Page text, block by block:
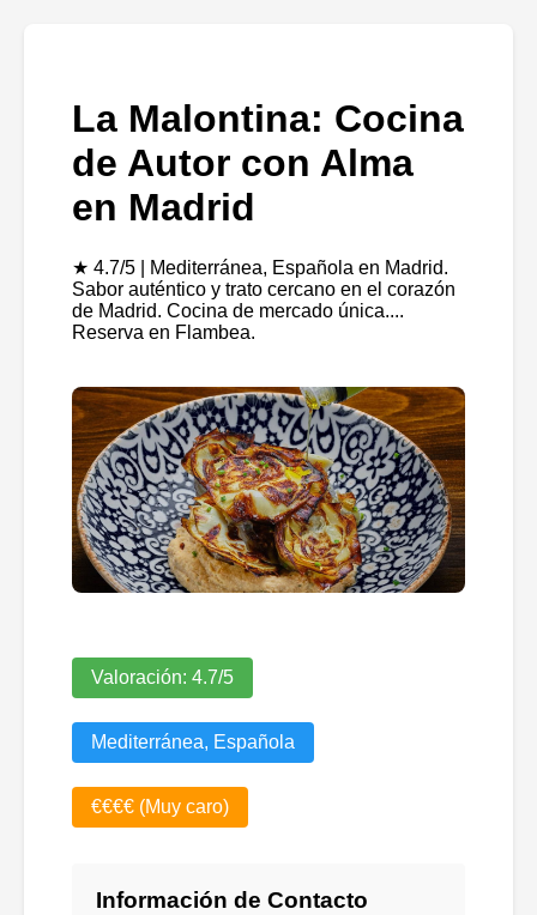
La Malontina: Cocina
de Autor con Alma
en Madrid
★ 4.7/5 | Mediterránea, Española en Madrid.
Sabor auténtico y trato cercano en el corazón
de Madrid. Cocina de mercado única....
Reserva en Flambea.
Valoración: 4.7/5
Mediterránea, Española
€€€€ (Muy caro)
Información de Contacto